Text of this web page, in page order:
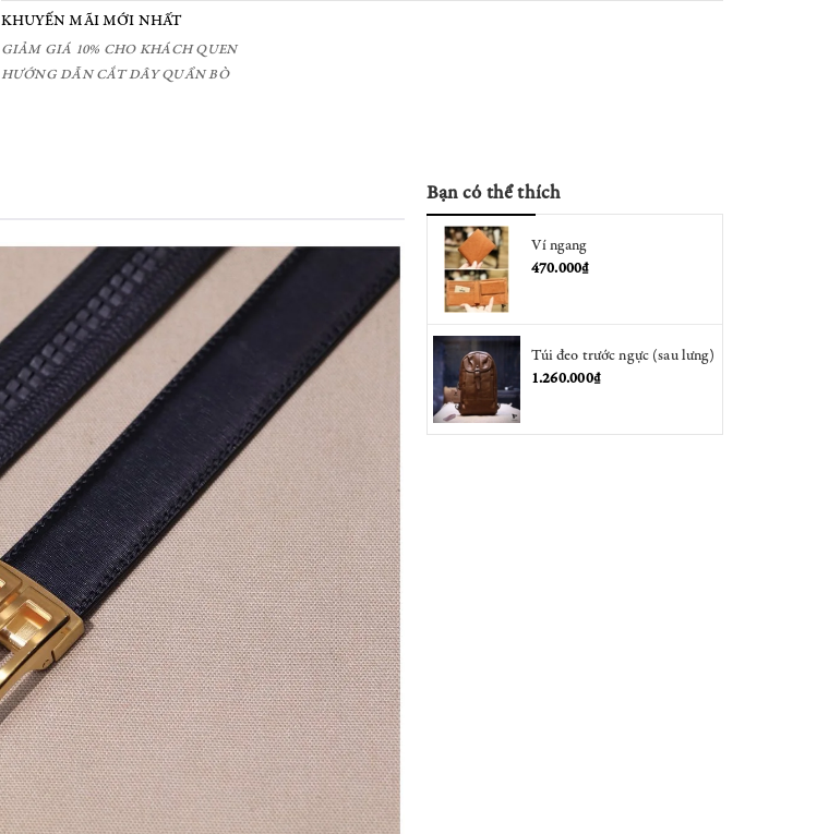
KHUYẾN MÃI MỚI NHẤT
GIẢM GIÁ 10% CHO KHÁCH QUEN
HƯỚNG DẪN CẮT DÂY QUẦN BÒ
Bạn có thể thích
Ví ngang
470.000₫
Túi đeo trước ngực (sau lưng)
1.260.000₫